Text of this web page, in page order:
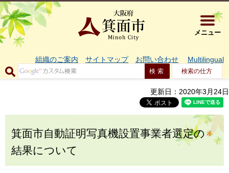
大阪府箕
メニュー
組織のご案内 サイトマップ お問い合わせ Multilingual
検索の仕方
更新日：2020年3月24日
箕面市自動証明写真機設置事業者選定の
結果について